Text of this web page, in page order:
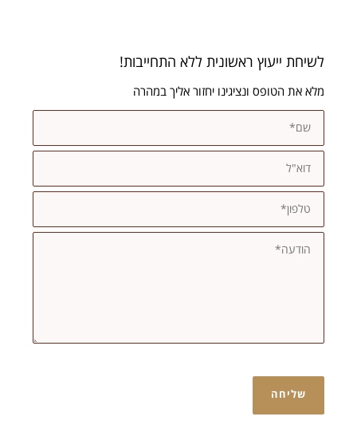
לשיחת ייעוץ ראשונית ללא התחייבות!
מלא את הטופס ונציגינו יחזור אליך במהרה